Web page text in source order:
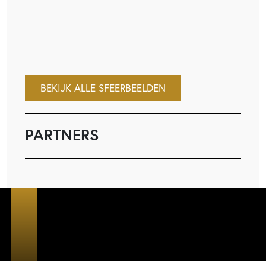
BEKIJK ALLE SFEERBEELDEN
PARTNERS